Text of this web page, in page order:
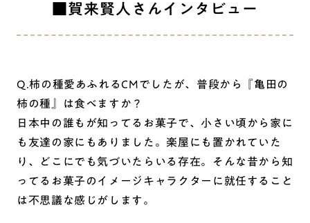
■賀来賢人さんインタビュー
Q.柿の種愛あふれるCMでしたが、普段から『亀田の
柿の種』は食べますか？
日本中の誰もが知ってるお菓子で、小さい頃から家に
も友達の家にもありました。楽屋にも置かれていた
り、どこにでも気づいたらいる存在。そんな昔から知
ってるお菓子のイメージキャラクターに就任すること
は不思議な感じがします。